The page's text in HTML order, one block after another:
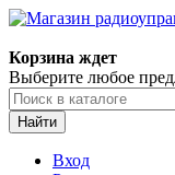
Корзина ждет
Выберите любое
Найти
Вход